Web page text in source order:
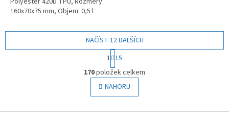
160x70x75 mm, Objem: 0,5 l
O
v
l
á
a
NAČÍST 12 DALŠÍCH
S
t
r
á
n
k
v
1 15
170položek celkem
NAHORU
Z